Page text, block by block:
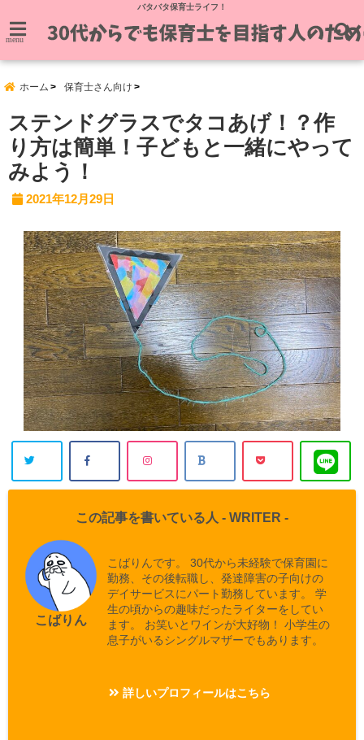
バタバタ保育士ライフ！
menu
ホーム 保育士さん向け
ステンドグラスでタコあげ！？作
り方は簡単！子どもと一緒にやって
みよう！
2021年12月29日
この記事を書いている人 - WRITER -
こばりん
こばりんです。 30代から未経験で保育園に
勤務、その後転職し、発達障害の子向けの
デイサービスにパート勤務しています。 学
生の頃からの趣味だったライターをしてい
ます。 お笑いとワインが大好物！ 小学生の
息子がいるシングルマザーでもあります。
詳しいプロフィールはこちら